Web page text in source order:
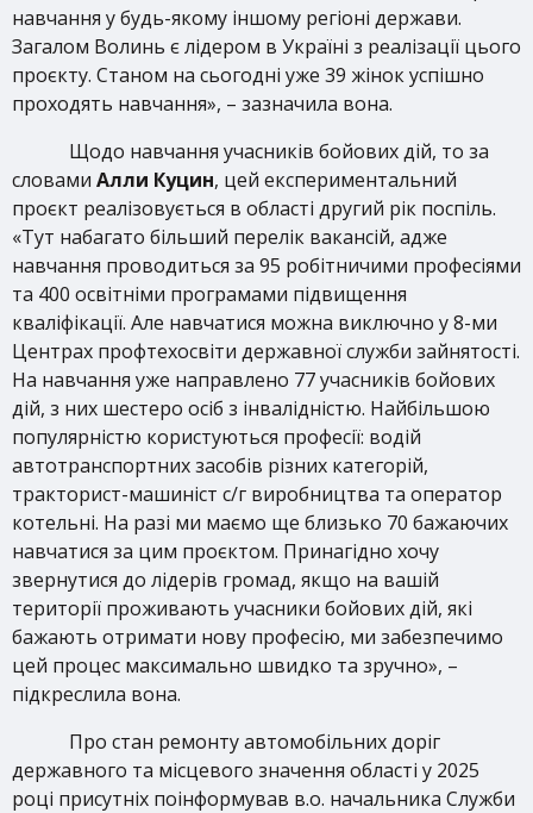
навчання у будь-якому іншому регіоні держави.
Загалом Волинь є лідером в Україні з реалізації цього
проєкту. Станом на сьогодні уже 39 жінок успішно
проходять навчання», – зазначила вона.
Щодо навчання учасників бойових дій, то за
словами Алли Куцин, цей експериментальний
проєкт реалізовується в області другий рік поспіль.
«Тут набагато більший перелік вакансій, адже
навчання проводиться за 95 робітничими професіями
та 400 освітніми програмами підвищення
кваліфікації. Але навчатися можна виключно у 8-ми
Центрах профтехосвіти державної служби зайнятості.
На навчання уже направлено 77 учасників бойових
дій, з них шестеро осіб з інвалідністю. Найбільшою
популярністю користуються професії: водій
автотранспортних засобів різних категорій,
тракторист-машиніст с/г виробництва та оператор
котельні. На разі ми маємо ще близько 70 бажаючих
навчатися за цим проєктом. Принагідно хочу
звернутися до лідерів громад, якщо на вашій
території проживають учасники бойових дій, які
бажають отримати нову професію, ми забезпечимо
цей процес максимально швидко та зручно», –
підкреслила вона.
Про стан ремонту автомобільних доріг
державного та місцевого значення області у 2025
році присутніх поінформував в.о. начальника Служби